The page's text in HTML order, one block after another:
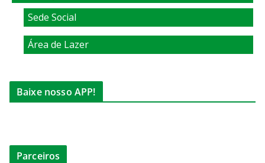
Sede Social
Área de Lazer
Baixe nosso APP!
Parceiros